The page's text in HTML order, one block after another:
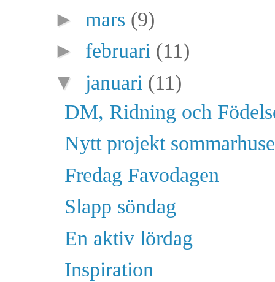
► mars (9)
► februari (11)
▼ januari (11)
DM, Ridning och
Nytt projekt
Fredag Favodagen
Slapp söndag
En aktiv lördag
Inspiration